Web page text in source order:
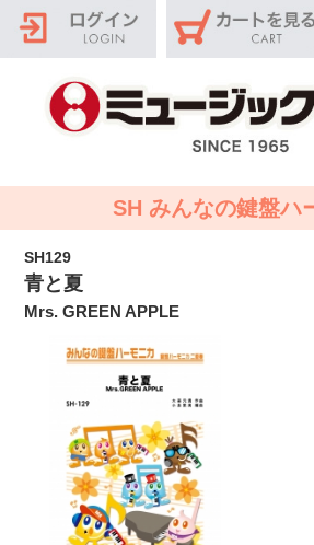
SH みんなの鍵盤ハ
SH129
青と夏
Mrs. GREEN APPLE